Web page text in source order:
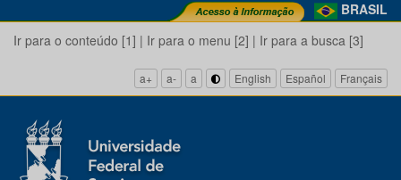
BRASIL
Ir para o conteúdo [1] | Ir para o menu [2] | Ir para a busca [3]
a+ a- a English Español Français